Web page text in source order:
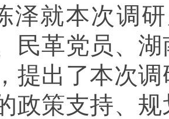
泽就本次调
民革党员、
提出了本次
政策支持、